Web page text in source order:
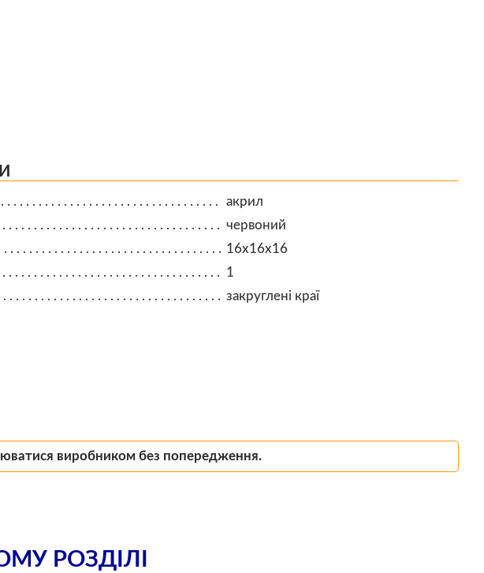
акрил
червоний
16х16х16
1
закруглені краї
виробником без попередження.
РОЗДІЛІ